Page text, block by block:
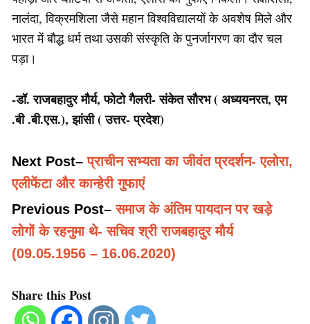
नालंदा, विक्रमशिला जैसे महान विश्वविद्यालयों के अवशेष मिले और
भारत में बौद्ध धर्म तथा उसकी संस्कृति के पुनर्जागरण का दौर चल
पड़ा।
-डॉ. राजबहादुर मौर्य, फोटो गैलरी- संकेत सौरभ ( अध्ययनरत, एम
.बी .बी.एस.), झांसी ( उत्तर- प्रदेश)
Next Post–प्राचीन सभ्यता का जीवंत प्रदर्शन- एलोरा,
एलीफेंटा और कान्हेरी गुफाएं
Previous Post–समाज के अंतिम पायदान पर खड़े
लोगों के रहनुमा थे- सचिव श्री राजबहादुर मौर्य
(09.05.1956 – 16.06.2020)
Share this Post